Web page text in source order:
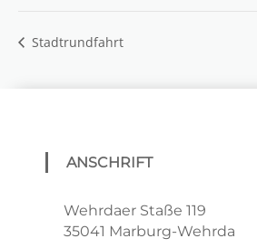
Stadtrundfahrt
ANSCHRIFT
Wehrdaer Staße 119
35041 Marburg-Wehrda